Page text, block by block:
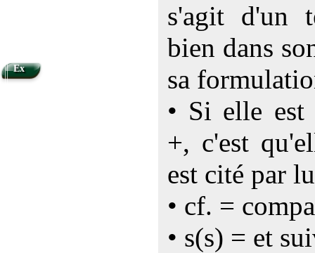
s'agit d'un
bien dans
sa
• Si elle est
+, c'est
est cité par
• cf. =
• s(s) = et
Ex